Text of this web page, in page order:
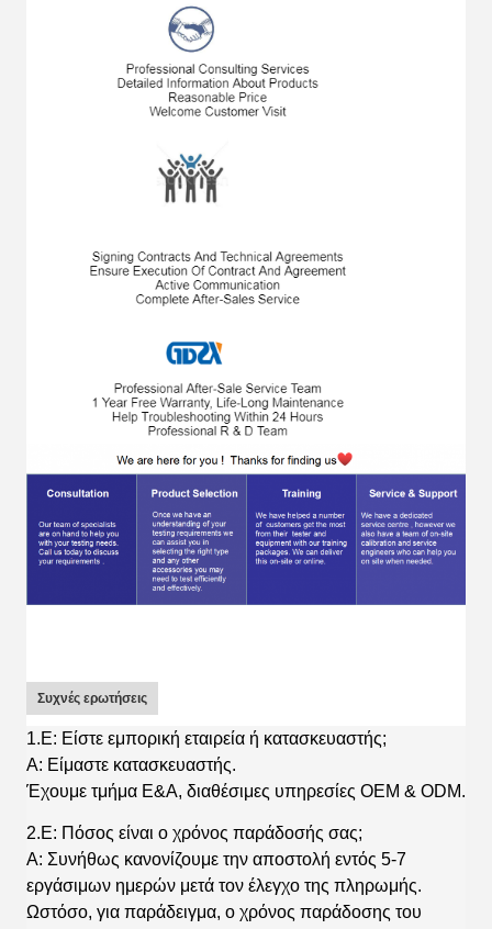
Συχνές ερωτήσεις
1.Ε: Είστε εμπορική εταιρεία ή κατασκευαστής;
Α: Είμαστε κατασκευαστής.
Έχουμε τμήμα Ε&Α, διαθέσιμες υπηρεσίες OEM & ODM.
2.Ε: Πόσος είναι ο χρόνος παράδοσής σας;
Α: Συνήθως κανονίζουμε την αποστολή εντός 5-7
εργάσιμων ημερών μετά τον έλεγχο της πληρωμής.
Ωστόσο, για παράδειγμα, ο χρόνος παράδοσης του